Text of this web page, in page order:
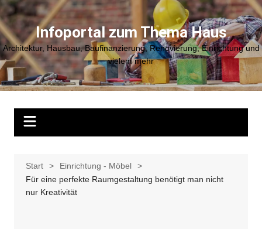
Zum
Inhalt
springenInfoportal zum Thema Haus
Architektur, Hausbau, Baufinanzierung, Renovierung, Einrichtung und
vielem mehr
Start
Einrichtung - Möbel
Für eine perfekte Raumgestaltung benötigt man nicht
nur Kreativität